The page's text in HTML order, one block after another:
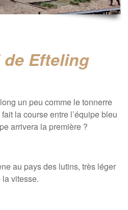
de Efteling
un peu comme le tonnerre
fait la course entre l’équipe bleu
arrivera la première ?
au pays des lutins, très léger
vitesse.